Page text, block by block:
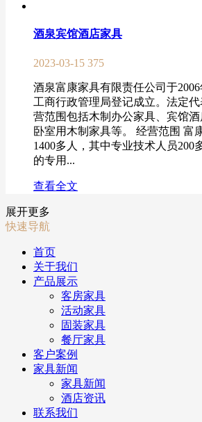
酒泉宾馆酒店家具
2023-03-15 375
酒泉富康家具有限责任公司于
工商行政管理局登记成立。法定
营范围包括木制办公家具、宾馆酒
卧室用木制家具等。 经营范围 富
1400多人，其中专业技术人员200
的专用...
查看全文
展开更多
快速导航
首页
关于我们
产品展示
客房家具
活动家具
固装家具
餐厅家具
客户案例
家具新闻
家具新闻
酒店资讯
联系我们